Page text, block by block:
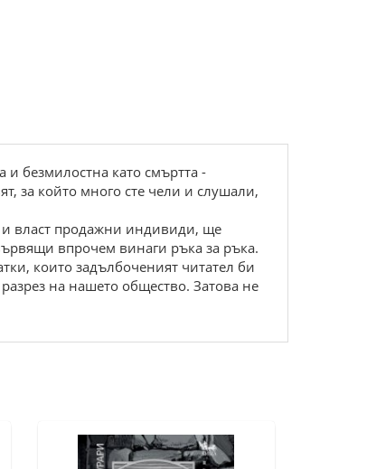
и безмилостна като смъртта -
за който много сте чели и слушали,
и власт продажни индивиди, ще
впрочем винаги ръка за ръка.
които задълбоченият читател би
на нашето общество. Затова не